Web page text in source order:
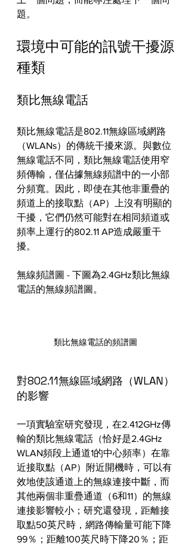
題。
環境中可能的訊號干擾源
種類
類比無線電話
類比無線電話是802.11無線區域網路
（WLANs）的傳統干擾來源。與數位
無線電話不同，類比無線電話使用窄
頻傳輸，僅佔據無線頻譜中的一小部
分頻寬。因此，即使在其他非重疊的
頻道上的接取點（AP）上沒有明顯的
干擾，它們仍然可能對在相同頻道或
頻率上運行的802.11 AP造成嚴重干
擾。
無線頻譜圖 - 下圖為2.4GHz類比無線
電話的無線頻譜圖。
類比無線電話的頻譜圖
對802.11無線區域網路（WLAN）
的影響
一項實驗室研究發現，在2.412GHz傳
輸的類比無線電話（恰好是2.4GHz
WLAN頻段上通道1的中心頻率）在靠
近接取點（AP）附近開機時，可以有
效地使該通道上的無線連接中斷，而
其他兩個非重疊通道（6和11）的無線
連接影響較小；研究還發現，距離接
取點50英尺時，網路傳輸量可能下降
99％；距離100英尺時下降20％；距